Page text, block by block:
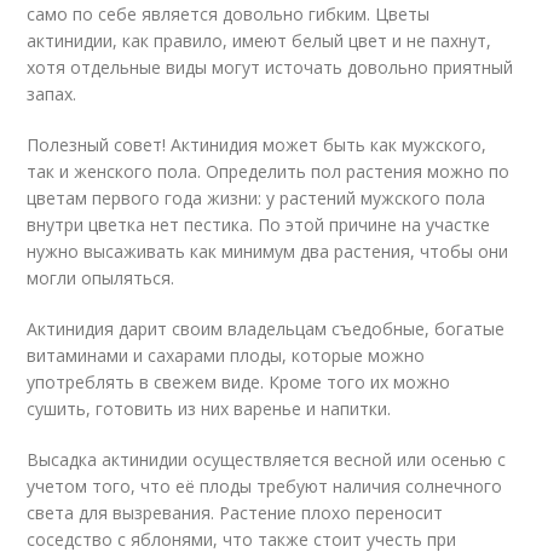
само по себе является довольно гибким. Цветы
актинидии, как правило, имеют белый цвет и не пахнут,
хотя отдельные виды могут источать довольно приятный
запах.
Полезный совет! Актинидия может быть как мужского,
так и женского пола. Определить пол растения можно по
цветам первого года жизни: у растений мужского пола
внутри цветка нет пестика. По этой причине на участке
нужно высаживать как минимум два растения, чтобы они
могли опыляться.
Актинидия дарит своим владельцам съедобные, богатые
витаминами и сахарами плоды, которые можно
употреблять в свежем виде. Кроме того их можно
сушить, готовить из них варенье и напитки.
Высадка актинидии осуществляется весной или осенью с
учетом того, что её плоды требуют наличия солнечного
света для вызревания. Растение плохо переносит
соседство с яблонями, что также стоит учесть при